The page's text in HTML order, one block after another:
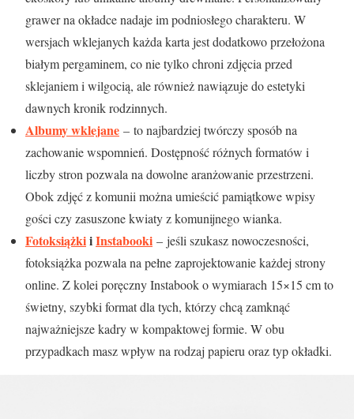
grawer na okładce nadaje im podniosłego charakteru. W
wersjach wklejanych każda karta jest dodatkowo przełożona
białym pergaminem, co nie tylko chroni zdjęcia przed
sklejaniem i wilgocią, ale również nawiązuje do estetyki
dawnych kronik rodzinnych.
Albumy wklejane – to najbardziej twórczy sposób na
zachowanie wspomnień. Dostępność różnych formatów i
liczby stron pozwala na dowolne aranżowanie przestrzeni.
Obok zdjęć z komunii można umieścić pamiątkowe wpisy
gości czy zasuszone kwiaty z komunijnego wianka.
FotoksiążkiiInstabooki – jeśli szukasz nowoczesności,
fotoksiążka pozwala na pełne zaprojektowanie każdej strony
online. Z kolei poręczny Instabook o wymiarach 15×15 cm to
świetny, szybki format dla tych, którzy chcą zamknąć
najważniejsze kadry w kompaktowej formie. W obu
przypadkach masz wpływ na rodzaj papieru oraz typ okładki.